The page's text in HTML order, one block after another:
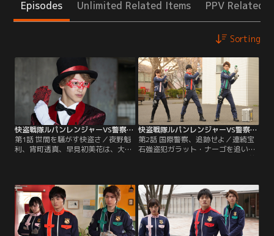
Episodes Unlimited Related Items PPV Related
Sorting
快盗戦隊ルパンレンジャーVS警察戦隊パトレンジャー 第01話
第1話 世間を騒がす快盗さ／夜野魁
利、宵町透真、早見初美花は、大快
グラーと戦う快盗戦隊ルパンレンジ
ャー。彼らの次のターゲットは、宝
石を盗んだ後、店を炎で焼き払う連
続宝石強盗犯ガラット・ナーゴが手
にするコレクションだ。
快盗戦隊ルパンレンジャーVS警察戦隊パトレンジャー 第02話
第2話 国際警察、追跡せよ／連続宝
石強盗犯ガラット・ナーゴを追いつ
めた快盗戦隊ルパンレンジャーの前
ーに変身。圭一郎がガラットを追い
つめるが、コレクション回収前に倒
されては困る魁利（伊藤あさひ）は
ガラットを逃してしまう。怒った圭
一郎は魁利を猛追跡するが…。